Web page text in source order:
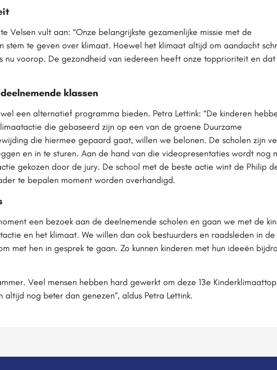
Velsen vult aan: “Onze belangrijkste gezamenlijke missie met de
stem te geven over klimaat. Hoewel het klimaat altijd om aandacht
nu voorop. De gezondheid van iedereen heeft onze topprioriteit en dat
klassen
een alternatief programma bieden. Petra Lettink: “De kinderen
die gebaseerd zijn op een van de groene Duurzame
die hiermee gepaard gaat, willen we belonen. De scholen zijn
en in te sturen. Aan de hand van die videopresentaties wordt nog
gekozen door de jury. De school met de beste actie wint de Philip
te bepalen moment worden overhandigd.
een bezoek aan de deelnemende scholen en gaan we met de
en het klimaat. We willen dan ook bestuurders en raadsleden in de
met hen in gesprek te gaan. Zo kunnen kinderen met hun ideeën
Veel mensen hebben hard gewerkt om deze 13e
altijd nog beter dan genezen”, aldus Petra Lettink.